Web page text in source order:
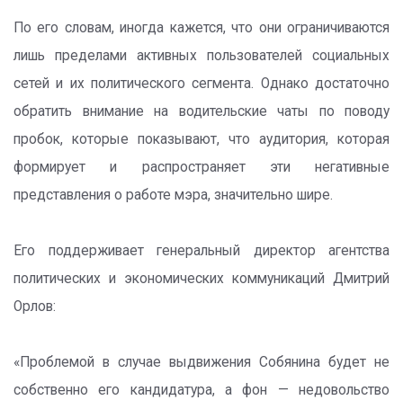
По его словам, иногда кажется, что они ограничиваются
лишь пределами активных пользователей социальных
сетей и их политического сегмента. Однако достаточно
обратить внимание на водительские чаты по поводу
пробок, которые показывают, что аудитория, которая
формирует и распространяет эти негативные
представления о работе мэра, значительно шире.
Его поддерживает генеральный директор агентства
политических и экономических коммуникаций Дмитрий
Орлов:
«Проблемой в случае выдвижения Собянина будет не
собственно его кандидатура, а фон — недовольство